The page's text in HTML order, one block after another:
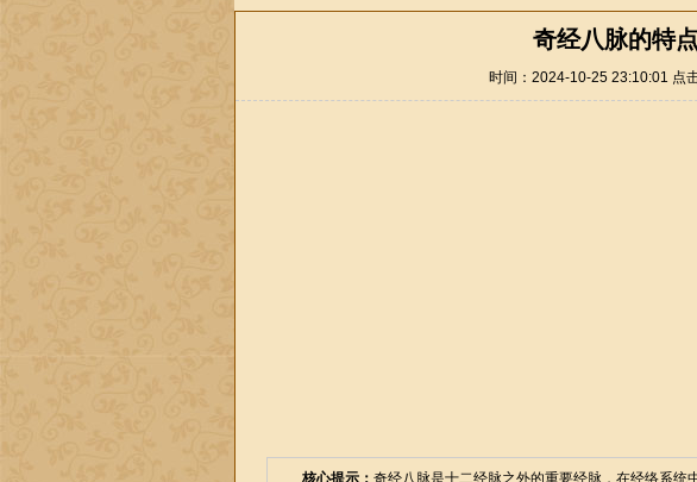
奇经八脉的特点
时间：2024-10-25 23:10:01 点
核心提示： 奇经八脉是十二经脉之外的重要经脉，在经络系统